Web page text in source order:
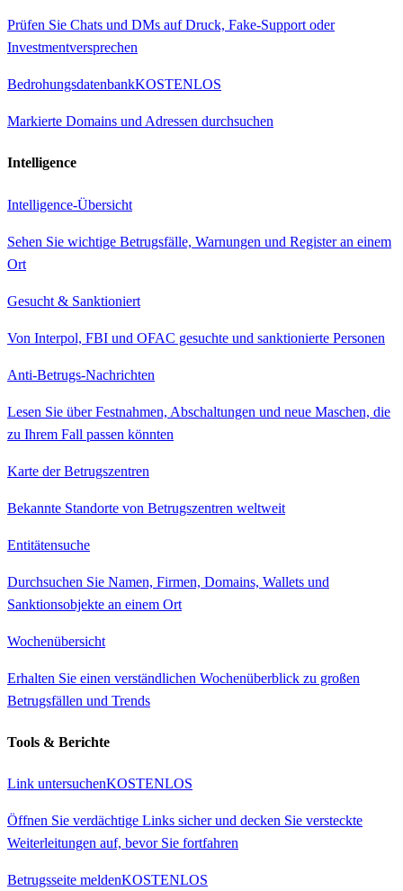
Prüfen Sie Chats und DMs auf Druck, Fake-Support oder
Investmentversprechen
BedrohungsdatenbankKOSTENLOS
Markierte Domains und Adressen durchsuchen
Intelligence
Intelligence-Übersicht
Sehen Sie wichtige Betrugsfälle, Warnungen und Register an einem
Ort
Gesucht & Sanktioniert
Von Interpol, FBI und OFAC gesuchte und sanktionierte Personen
Anti-Betrugs-Nachrichten
Lesen Sie über Festnahmen, Abschaltungen und neue Maschen, die
zu Ihrem Fall passen könnten
Karte der Betrugszentren
Bekannte Standorte von Betrugszentren weltweit
Entitätensuche
Durchsuchen Sie Namen, Firmen, Domains, Wallets und
Sanktionsobjekte an einem Ort
Wochenübersicht
Erhalten Sie einen verständlichen Wochenüberblick zu großen
Betrugsfällen und Trends
Tools & Berichte
Link untersuchenKOSTENLOS
Öffnen Sie verdächtige Links sicher und decken Sie versteckte
Weiterleitungen auf, bevor Sie fortfahren
Betrugsseite meldenKOSTENLOS